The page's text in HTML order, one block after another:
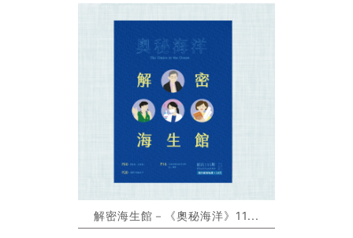
解密海生館－《奧秘海洋》11...